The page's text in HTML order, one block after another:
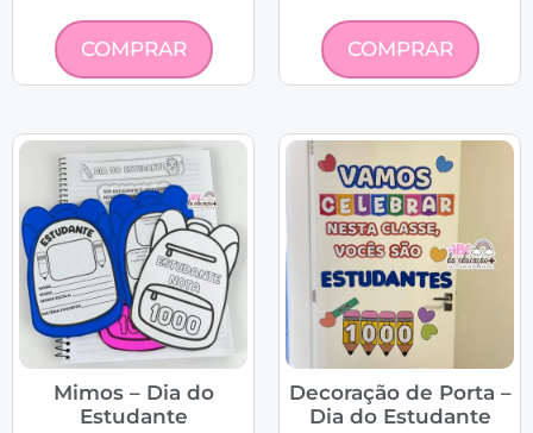
COMPRAR COMPRAR
Mimos – Dia do
Estudante
Decoração de Porta –
Dia do Estudante